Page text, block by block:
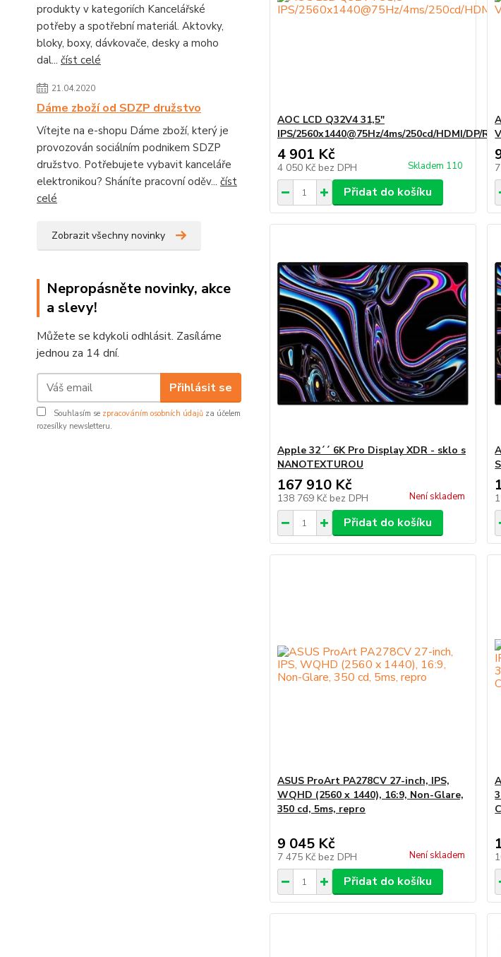
produkty v kategoriích Kancelářské
potřeby a spotřební materiál. Aktovky,
bloky, boxy, dávkovače, desky a moho
dal... číst celé
21.04.2020
Dáme zboží od SDZP družstvo
Vítejte na e-shopu Dáme zboží, který je
provozován sociálním podnikem SDZP
družstvo. Potřebujete vybavit kanceláře
elektronikou? Sháníte pracovní oděv... číst
celé
Zobrazit všechny novinky
Nepropásněte novinky, akce
a slevy!
Můžete se kdykoli odhlásit. Zasíláme
jednou za 14 dní.
Přihlásit se
Souhlasím se zpracováním osobních údajů za účelem
rozesílky newsletteru.
AOC LCD Q32V4 31,5"
IPS/2560x1440@75Hz/4ms/250cd/HDMI/DP/
4 901 Kč
4 050 Kč bez DPH Skladem 110
Přidat do košíku
Apple 32´´ 6K Pro Display XDR - sklo s
NANOTEXTUROU
167 910 Kč
138 769 Kč bez DPH Není skladem
Přidat do košíku
ASUS ProArt PA278CV 27-inch, IPS,
WQHD (2560 x 1440), 16:9, Non-Glare,
350 cd, 5ms, repro
9 045 Kč
7 475 Kč bez DPH Není skladem
Přidat do košíku